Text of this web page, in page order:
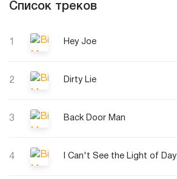
Список треков
1 Hey Joe
2 Dirty Lie
3 Back Door Man
4 I Can't See the Light of Day